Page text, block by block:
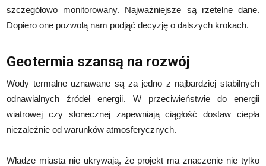
szczegółowo monitorowany. Najważniejsze są rzetelne dane.
Dopiero one pozwolą nam podjąć decyzję o dalszych krokach.
Geotermia szansą na rozwój
Wody termalne uznawane są za jedno z najbardziej stabilnych
odnawialnych źródeł energii. W przeciwieństwie do energii
wiatrowej czy słonecznej zapewniają ciągłość dostaw ciepła
niezależnie od warunków atmosferycznych.
Władze miasta nie ukrywają, że projekt ma znaczenie nie tylko